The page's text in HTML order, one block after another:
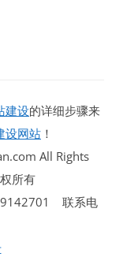
建设的详细步骤来
设网站 ！
All Rights
所有
联系电